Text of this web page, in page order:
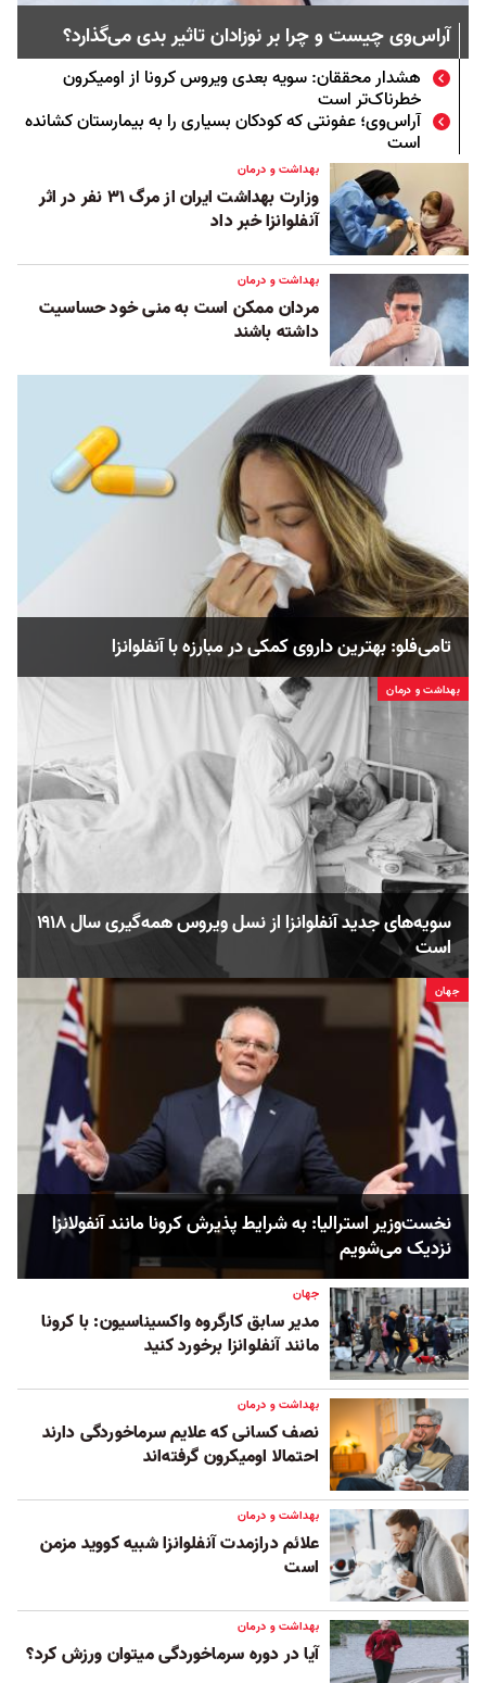
آراس‌وی چیست و چرا بر نوزادان تاثیر بدی می‌گذارد؟
هشدار محققان: سویه بعدی ویروس کرونا از اومیکرون
خطرناک‌تر است
آراس‌وی؛ عفونتی که کودکان بسیاری را به بیمارستان کشانده
است
بهداشت و درمان
وزارت بهداشت ایران از مرگ ۳۱ نفر در اثر
آنفلوانزا خبر داد
بهداشت و درمان
مردان ممکن است به منی خود حساسیت
داشته باشند
تامی‌فلو: بهترین داروی کمکی در مبارزه با آنفلوانزا
بهداشت و درمان
سویه‌های جدید آنفلوانزا از نسل ویروس همه‌گیری سال ۱۹۱۸
است
جهان
نخست‌وزیر استرالیا: به شرایط پذیرش کرونا مانند آنفولانزا
نزدیک می‌شویم
جهان
مدیر سابق کارگروه واکسیناسیون: با کرونا
مانند آنفلوانزا برخورد کنید
بهداشت و درمان
نصف کسانی که علایم سرماخوردگی دارند
احتمالا اومیکرون گرفته‌اند
بهداشت و درمان
علائم درازمدت آنفلوانزا شبیه کووید مزمن
است
بهداشت و درمان
آیا در دوره سرماخوردگی میتوان ورزش کرد؟